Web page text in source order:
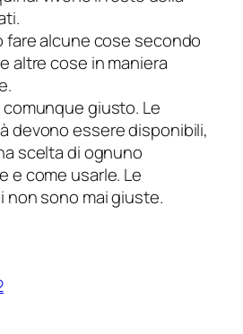
fare alcune cose secondo
altre cose in maniera
giusto. Le
devono essere disponibili,
scelta di ognuno
e come usarle. Le
non sono mai giuste.